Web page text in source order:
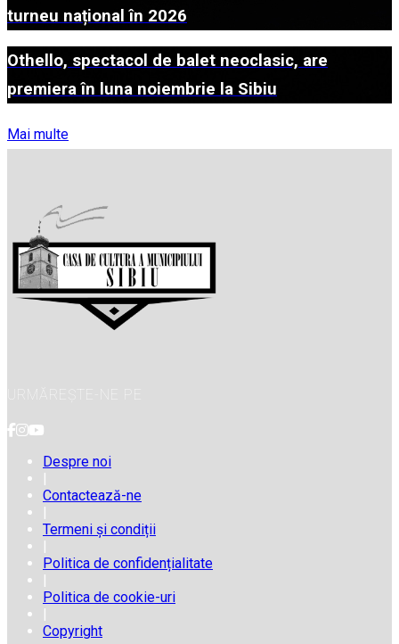
turneu național în 2026
Othello, spectacol de balet neoclasic, are
premiera în luna noiembrie la Sibiu
Mai multe
URMĂREȘTE-NE PE
Despre noi
|
Contactează-ne
|
Termeni și condiții
|
Politica de confidențialitate
|
Politica de cookie-uri
|
Copyright